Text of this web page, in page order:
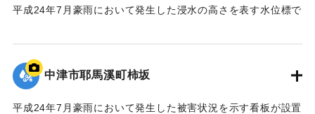
この間、事業の推進にあたり、地権者の皆様、地域の皆
今後、将来にわたり、山国川の美しい風景や自然の中で、
この水害の記憶が後世に引き継がれ、地域の安全・安心、水
害からの復興・発展に繋がることを心より願い、ここに銘記
平成24年7月豪雨において発生した浸水の高さを表す水位標で
地面から105cmの位置に水位が示されている。
｜固有コード: 09922070
中津市耶馬溪町柿坂
平成24年7月豪雨において発生した被害状況を示す看板が設置